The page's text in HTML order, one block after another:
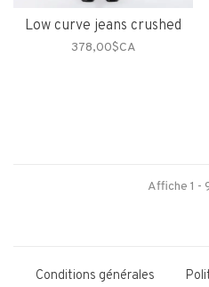
Low curve jeans crushed
378,00$CA
Affiche 1 -
Conditions générales